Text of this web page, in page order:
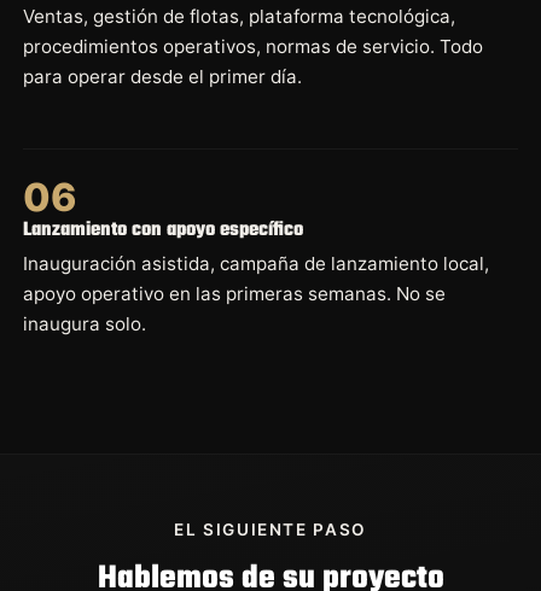
Ventas, gestión de flotas, plataforma tecnológica,
procedimientos operativos, normas de servicio. Todo
para operar desde el primer día.
06
Lanzamiento con apoyo específico
Inauguración asistida, campaña de lanzamiento local,
apoyo operativo en las primeras semanas. No se
inaugura solo.
EL SIGUIENTE PASO
Hablemos de su proyecto